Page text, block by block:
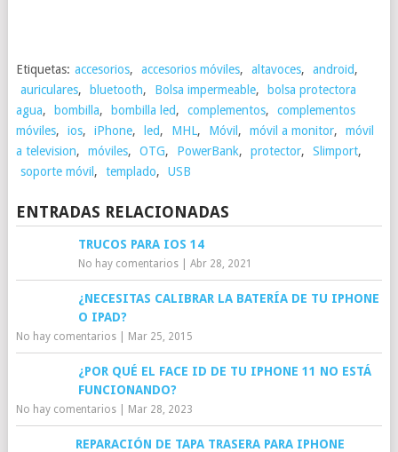
Etiquetas: accesorios, accesorios móviles, altavoces, android,
auriculares, bluetooth, Bolsa impermeable,
bolsa protectora
agua, bombilla, bombilla led, complementos,
complementos
móviles, ios, iPhone, led, MHL, Móvil , móvil a monitor,
móvil
a television, móviles, OTG, PowerBank, protector, Slimport,
soporte móvil , templado, USB
ENTRADAS RELACIONADAS
TRUCOS PARA IOS 14
No hay comentarios| Abr 28, 2021
¿NECESITAS CALIBRAR LA BATERÍA DE TU IPHONE
O IPAD?
No hay comentarios| Mar 25, 2015
¿POR QUÉ EL FACE ID DE TU IPHONE 11 NO ESTÁ
FUNCIONANDO?
No hay comentarios| Mar 28, 2023
REPARACIÓN DE TAPA TRASERA PARA IPHONE